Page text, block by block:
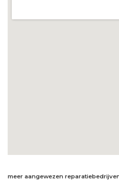
meer aangewezen